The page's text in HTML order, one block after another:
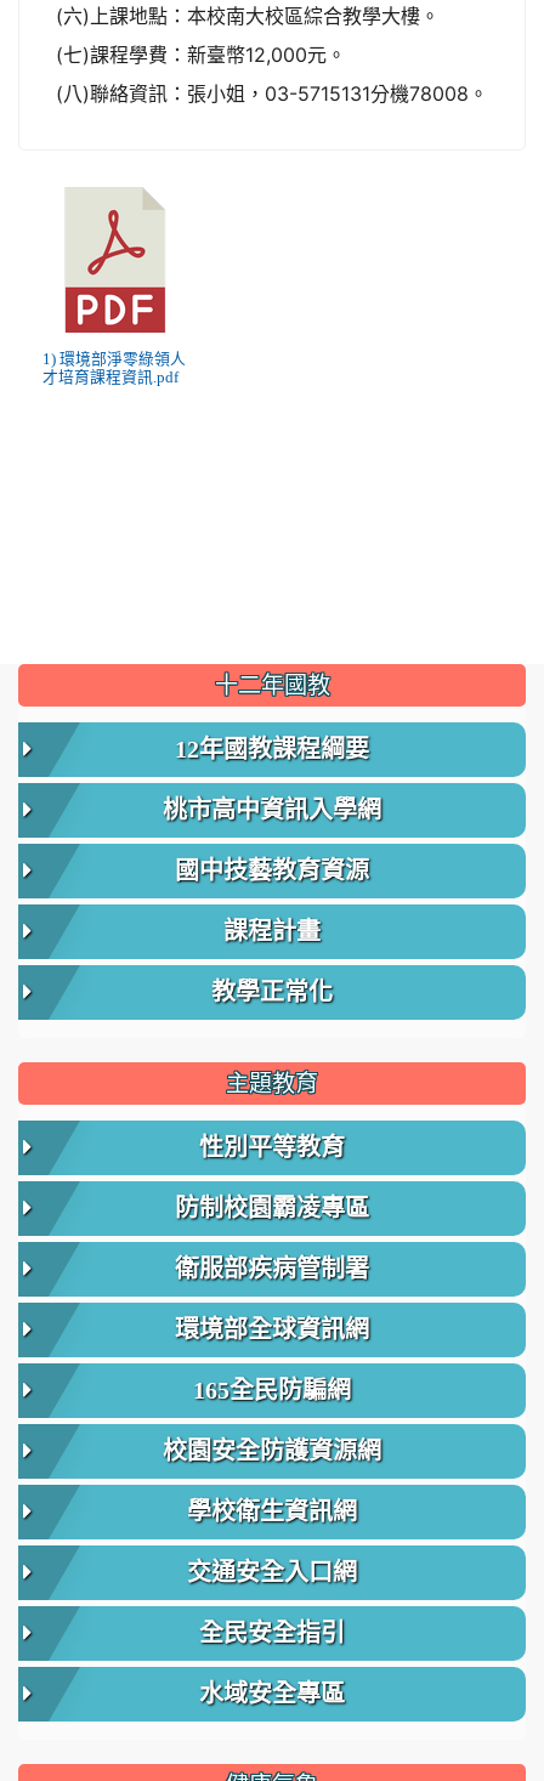
(六)上課地點：本校南大校區綜合教學大樓。
(七)課程學費：新臺幣12,000元。
(八)聯絡資訊：張小姐，03-5715131分機78008。
1) 環境部淨零綠領人
才培育課程資訊.pdf
::: 十二年國教
12年國教課程綱要
桃市高中資訊入學網
國中技藝教育資源
課程計畫
教學正常化
主題教育
性別平等教育
防制校園霸凌專區
衛服部疾病管制署
環境部全球資訊網
165全民防騙網
校園安全防護資源網
學校衛生資訊網
交通安全入口網
全民安全指引
水域安全專區